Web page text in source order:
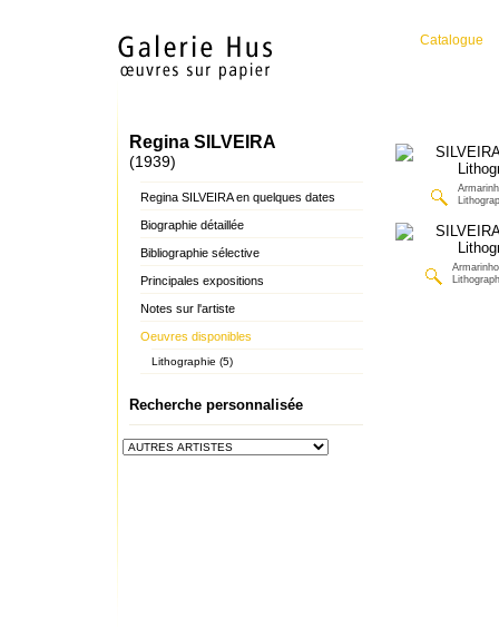
Catalogue
Regina SILVEIRA
(1939)
Regina SILVEIRA en quelques dates
Biographie détaillée
Bibliographie sélective
Principales expositions
Notes sur l'artiste
Oeuvres disponibles
Lithographie (5)
Recherche personnalisée